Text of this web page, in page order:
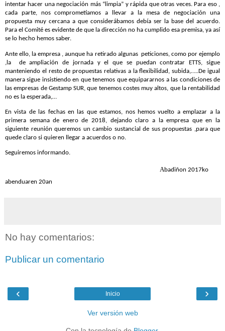
intentar hacer una negociación más “limpia” y rápida que otras veces. Para eso ,
cada parte, nos comprometíamos a llevar a la mesa de negociación una
propuesta muy cercana a que considerábamos debía ser la base del acuerdo.
Para el Comité es evidente de que la dirección no ha cumplido esa premisa, ya así
se lo hecho hemos saber.
Ante ello, la empresa , aunque ha retirado algunas peticiones, como por ejemplo
,la
de ampliación de jornada y el que se puedan contratar ETTS, sigue
manteniendo el resto de propuestas relativas a la flexibilidad, subida,…..De igual
manera sigue insistiendo en que tenemos que equipararnos a las condiciones de
las empresas de Gestamp SUR, que tenemos costes muy altos, que la rentabilidad
no es la esperada,…
En vista de las fechas en las que estamos, nos hemos vuelto a emplazar a la
primera semana de enero de 2018, dejando claro a la empresa que en la
siguiente reunión queremos un cambio sustancial de sus propuestas ,para que
quede claro si quieren llegar a acuerdos o no.
Seguiremos informando.
Abadiñon 2017ko
abenduaren 20an
No hay comentarios:
Publicar un comentario
‹ ›
Inicio
Ver versión web